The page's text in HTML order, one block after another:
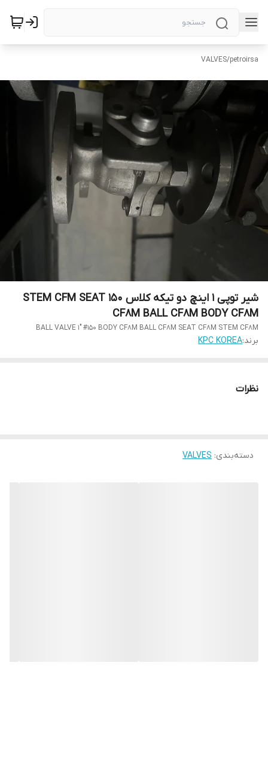
petroirsa
/
VALVES
شیر توپی 1 اینچ دو تیکه کلاس 150 STEM CFM SEAT
CF8M BALL CF8M BODY CF8M
BALL VALVE 1" #150 BODY CF8M BALL CF8M SEAT CF8M STEM CF8M
برند:KPC KOREA
نظرات
دسته‌بندی:
VALVES